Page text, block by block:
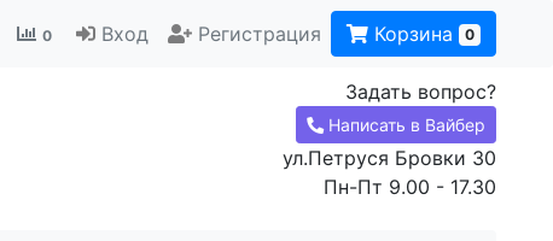
0 Вход Регистрация Корзина 0
Задать вопрос?
Написать в Вайбер
ул.Петруся Бровки 30
Пн-Пт 9.00 - 17.30